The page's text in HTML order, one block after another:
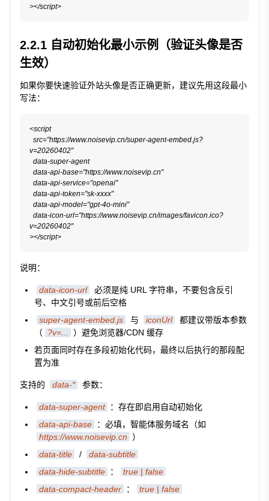
></script>
2.2.1 自动初始化最小示例（验证头像是否
生效）
如果你要快速验证外站头像是否正确更新，建议先用这段最小
写法：
<script
v=20260402"
v=20260402"
></script>
说明：
data-icon-url
必须是纯 URL 字符串，不要包含反引
号、中文引号或前后空格
super-agent-embed.js
与 iconUrl
都建议带版本参数
（ ?v=...
）避免浏览器/CDN 缓存
若页面同时存在多段初始化代码，最终以后执行的那段配
置为准
支持的 data-* 参数：
data-super-agent
：存在即启用自动初始化
data-api-base
：必填，智能体服务域名（如
https://www.noisevip.cn ）
data-title
/
data-subtitle
data-hide-subtitle
：
true | false
data-compact-header
：
true | false